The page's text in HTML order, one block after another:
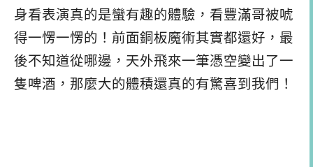
身看表演真的是蠻有趣的體驗，看豐滿哥被唬
得一愣一愣的！前面銅板魔術其實都還好，最
後不知道從哪邊，天外飛來一筆憑空變出了一
隻啤酒，那麼大的體積還真的有驚喜到我們！